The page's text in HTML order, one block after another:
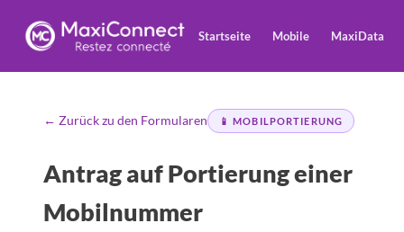
Startseite Mobile MaxiData
← Zurück zu den Formularen 📱 MOBILPORTIERUNG
Antrag auf Portierung einer
Mobilnummer